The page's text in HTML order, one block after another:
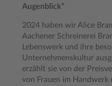
Augenblick“
2024 haben wir Alice
Aachener Schreinerei
Lebenswerk und ihre
Unternehmenskultur
erzählt sie von der
von Frauen im